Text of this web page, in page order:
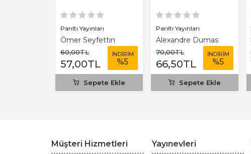
Parıltı Yayınları
Ömer Seyfettin
60,00TL
57,00TL
İNDİRİM
%5
Sepete Ekle
Parıltı Yayınları
Alexandre Dumas
70,00TL
66,50TL
İNDİRİM
%5
Sepete Ekle
Müşteri Hizmetleri Yayınevleri